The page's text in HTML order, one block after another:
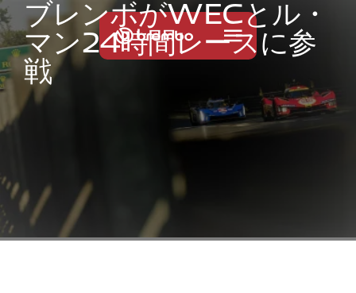
ブレ ンボがWECと ル ・
マン24時間レースに参
戦